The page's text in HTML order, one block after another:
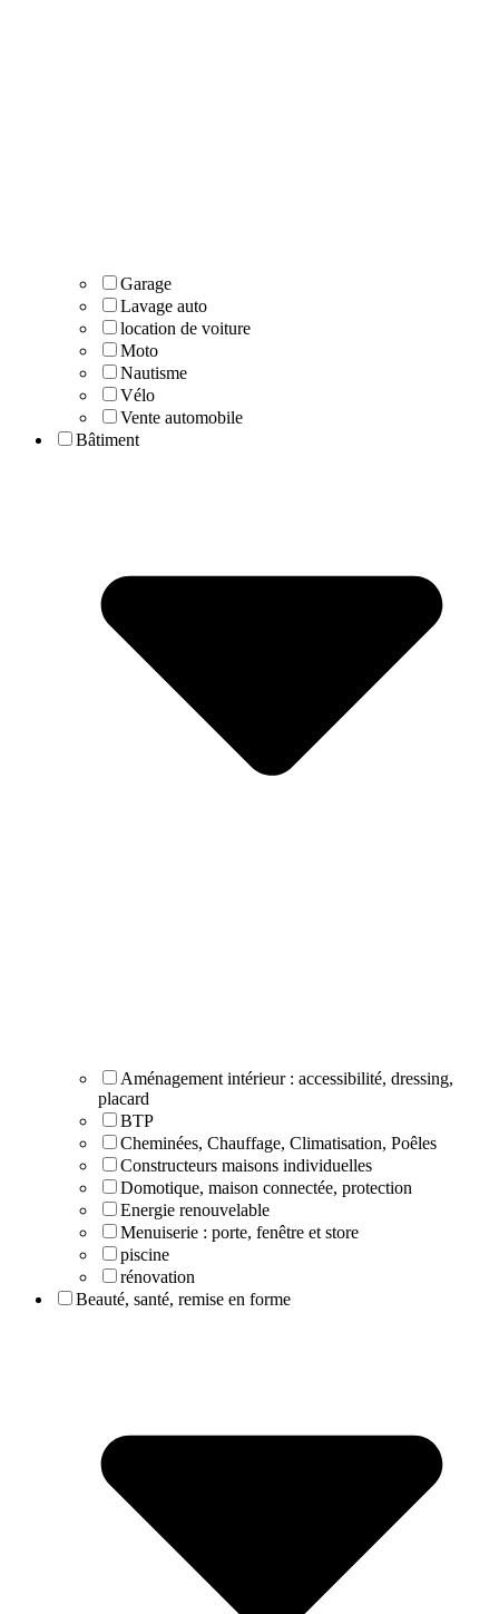
Garage
Lavage auto
location de voiture
Moto
Nautisme
Vélo
Vente automobile
Bâtiment
Aménagement intérieur : accessibilité, dressing,
placard
BTP
Cheminées, Chauffage, Climatisation, Poêles
Constructeurs maisons individuelles
Domotique, maison connectée, protection
Energie renouvelable
Menuiserie : porte, fenêtre et store
piscine
rénovation
Beauté, santé, remise en forme